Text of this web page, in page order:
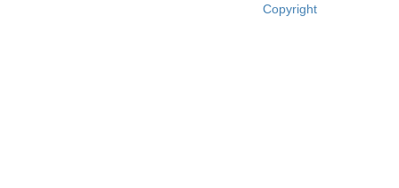
Copyright